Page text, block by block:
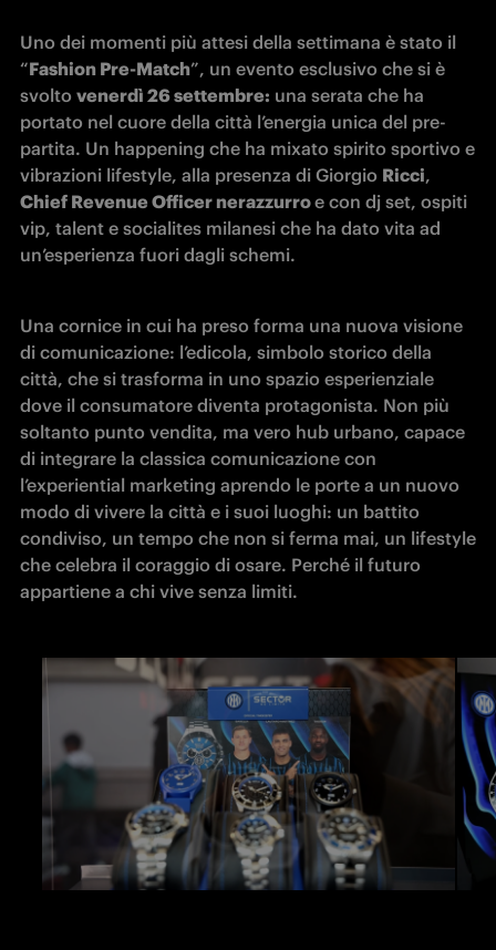
Uno dei momenti più attesi della settimana è stato il
“Fashion Pre-Match”, un evento esclusivo che si è
svolto venerdì 26 settembre: una serata che ha
portato nel cuore della città l’energia unica del pre-
partita. Un happening che ha mixato spirito sportivo e
vibrazioni lifestyle, alla presenza di Giorgio Ricci
Chief Revenue Officer nerazzurro e con dj set, ospiti
vip, talent e socialites milanesi che ha dato vita ad
un’esperienza fuori dagli schemi.
Una cornice in cui ha preso forma una nuova visione
di comunicazione: l’edicola, simbolo storico della
città, che si trasforma in uno spazio esperienziale
dove il consumatore diventa protagonista. Non più
soltanto punto vendita, ma vero hub urbano, capace
di integrare la classica comunicazione con
l’experiential marketing aprendo le porte a un nuovo
modo di vivere la città e i suoi luoghi: un battito
condiviso, un tempo che non si ferma mai, un lifestyle
che celebra il coraggio di osare. Perché il futuro
appartiene a chi vive senza limiti.